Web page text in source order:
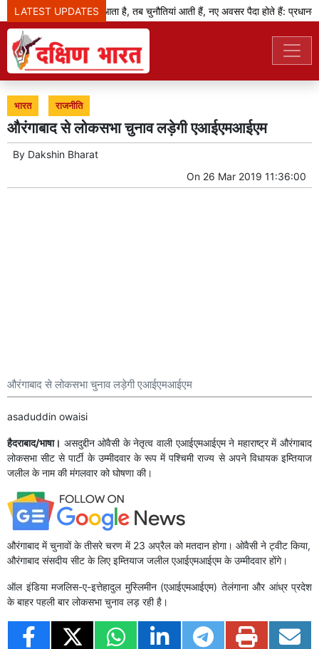
LATEST UPDATES
जब बदलाव का दौर आता है, तब चुनौतियां आती हैं, नए अवसर पैदा होते हैं:
भारत राजनीति
औरंगाबाद से लोकसभा चुनाव लड़ेगी एआईएमआईएम
By Dakshin Bharat
On 26 Mar 2019 11:36:00
औरंगाबाद से लोकसभा चुनाव लड़ेगी एआईएमआईएम
asaduddin owaisi
हैदराबाद/भाषा। असदुद्दीन ओवैसी के नेतृत्व वाली एआईएमआईएम ने महाराष्ट्र में औरंगाबाद
लोकसभा सीट से पार्टी के उम्मीदवार के रूप में पश्चिमी राज्य से अपने विधायक इम्तियाज
जलील के नाम की मंगलवार को घोषणा की।
औरंगाबाद में चुनावों के तीसरे चरण में 23 अप्रैल को मतदान होगा। ओवैसी ने ट्वीट किया,
औरंगाबाद संसदीय सीट के लिए इम्तियाज जलील एआईएमआईएम के उम्मीदवार होंगे।
ऑल इंडिया मजलिस-ए-इत्तेहादुल मुस्लिमीन (एआईएमआईएम) तेलंगाना और आंध्र प्रदेश
के बाहर पहली बार लोकसभा चुनाव लड़ रही है।